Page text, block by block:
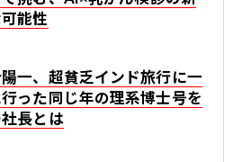
能性
一、超貧乏インド旅行に一
った同じ年の理系博士号を
長とは